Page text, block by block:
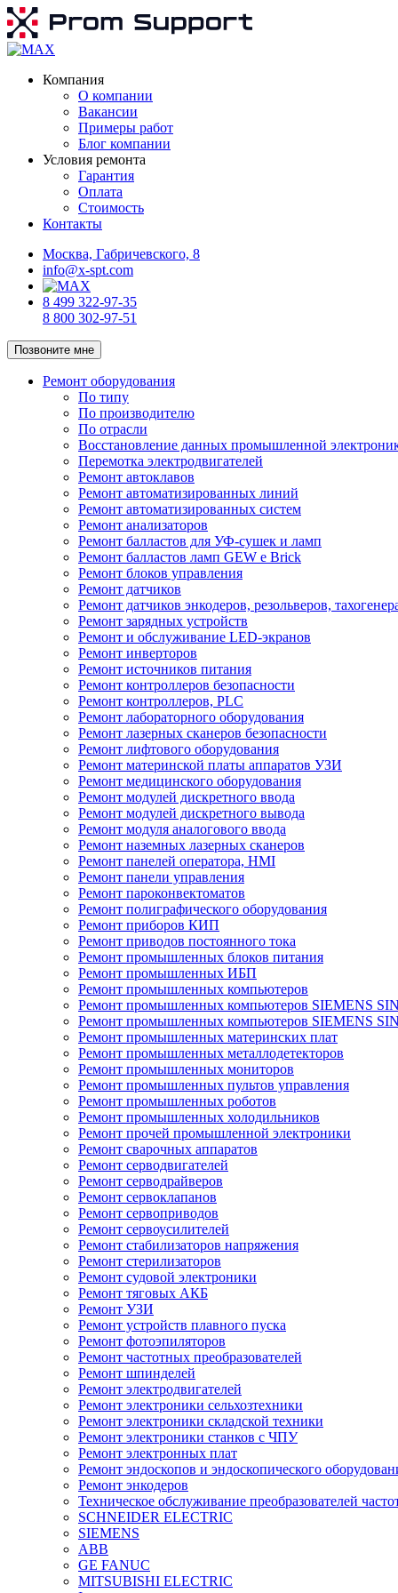
Компания
О компании
Вакансии
Примеры работ
Блог компании
Условия ремонта
Гарантия
Оплата
Стоимость
Контакты
Москва, Габричевского, 8
info@x-spt.com
8 499 322-97-35
8 800 302-97-51
Позвоните мне
Ремонт оборудования
По типу
По производителю
По отрасли
Восстановление данных промышленной
Перемотка электродвигателей
Ремонт автоклавов
Ремонт автоматизированных линий
Ремонт автоматизированных систем
Ремонт анализаторов
Ремонт балластов для УФ-сушек и ламп
Ремонт балластов ламп GEW e Brick
Ремонт блоков управления
Ремонт датчиков
Ремонт датчиков энкодеров, резольверов,
Ремонт зарядных устройств
Ремонт и обслуживание LED-экранов
Ремонт инверторов
Ремонт источников питания
Ремонт контроллеров безопасности
Ремонт контроллеров, PLC
Ремонт лабораторного оборудования
Ремонт лазерных сканеров безопасности
Ремонт лифтового оборудования
Ремонт материнской платы аппаратов УЗИ
Ремонт медицинского оборудования
Ремонт модулей дискретного ввода
Ремонт модулей дискретного вывода
Ремонт модуля аналогового ввода
Ремонт наземных лазерных сканеров
Ремонт панелей оператора, HMI
Ремонт панели управления
Ремонт пароконвектоматов
Ремонт полиграфического оборудования
Ремонт приборов КИП
Ремонт приводов постоянного тока
Ремонт промышленных блоков питания
Ремонт промышленных ИБП
Ремонт промышленных компьютеров
Ремонт промышленных компьютеров SIEMENS
Ремонт промышленных компьютеров SIEMENS
Ремонт промышленных материнских плат
Ремонт промышленных металлодетекторов
Ремонт промышленных мониторов
Ремонт промышленных пультов управления
Ремонт промышленных роботов
Ремонт промышленных холодильников
Ремонт прочей промышленной электроники
Ремонт сварочных аппаратов
Ремонт серводвигателей
Ремонт серводрайверов
Ремонт сервоклапанов
Ремонт сервоприводов
Ремонт сервоусилителей
Ремонт стабилизаторов напряжения
Ремонт стерилизаторов
Ремонт судовой электроники
Ремонт тяговых АКБ
Ремонт УЗИ
Ремонт устройств плавного пуска
Ремонт фотоэпиляторов
Ремонт частотных преобразователей
Ремонт шпинделей
Ремонт электродвигателей
Ремонт электроники сельхозтехники
Ремонт электроники складской техники
Ремонт электроники станков с ЧПУ
Ремонт электронных плат
Ремонт эндоскопов и эндоскопического
Ремонт энкодеров
Техническое обслуживание преобразователей
SCHNEIDER ELECTRIC
SIEMENS
ABB
GE FANUC
MITSUBISHI ELECTRIC